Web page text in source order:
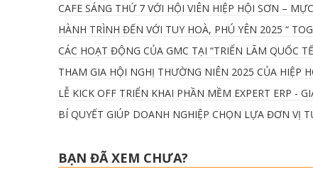
CAFE SÁNG THỨ 7 VỚI HỘI VIÊN HIỆP HỘI SƠN –
HÀNH TRÌNH ĐẾN VỚI TUY HOÀ, PHÚ YÊN 2025 “
CÁC HOẠT ĐỘNG CỦA GMC TẠI “TRIỂN LÃM QUỐC
THAM GIA HỘI NGHỊ THƯỜNG NIÊN 2025 CỦA HIỆP
LỄ KICK OFF TRIỂN KHAI PHẦN MỀM EXPERT ERP -
BÍ QUYẾT GIÚP DOANH NGHIỆP CHỌN LỰA ĐƠN VỊ
BẠN ĐÃ XEM CHƯA?